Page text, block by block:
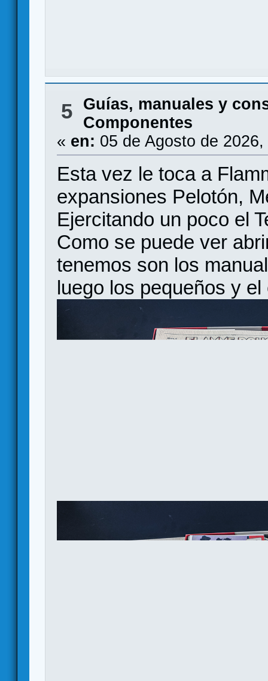
5
Guías, manuales y
Componentes
« en: 05 de Agosto de
Esta vez le toca a
expansiones Pelotón,
Ejercitando un poco el
Como se puede ver
tenemos son los
luego los pequeños y el